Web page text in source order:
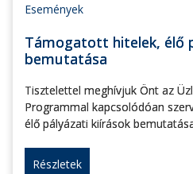
Események
Támogatott hitelek, élő
bemutatása
Tisztelettel meghívjuk Önt az
Programmal kapcsolódóan
élő pályázati kiírások
Részletek